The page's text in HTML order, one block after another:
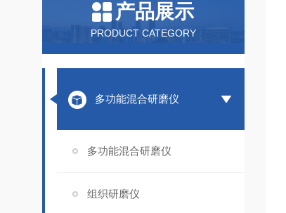
产品展示
PRODUCT CATEGORY
多功能混合研磨仪
多功能混合研磨仪
组织研磨仪